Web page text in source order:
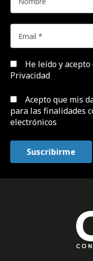
He leído y acepto
Privacidad
Acepto que mis
para las finalidades
electrónicos